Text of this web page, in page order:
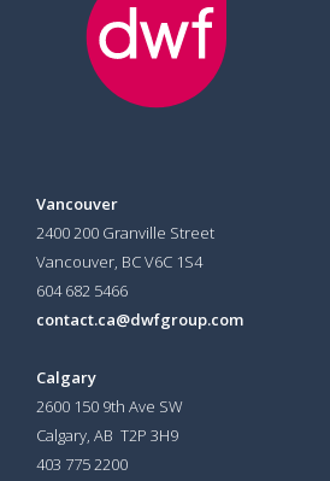
Vancouver
2400 200 Granville Street
Vancouver, BC V6C 1S4
604 682 5466
contact.ca@dwfgroup.com
Calgary
2600 150 9th Ave SW
Calgary, AB T2P 3H9
403 775 2200